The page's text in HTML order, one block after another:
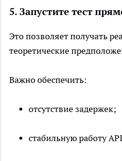
5. Запустите тест
Это позволяет получать
теоретические
Важно обеспечить:
отсутствие задержек;
стабильную работу